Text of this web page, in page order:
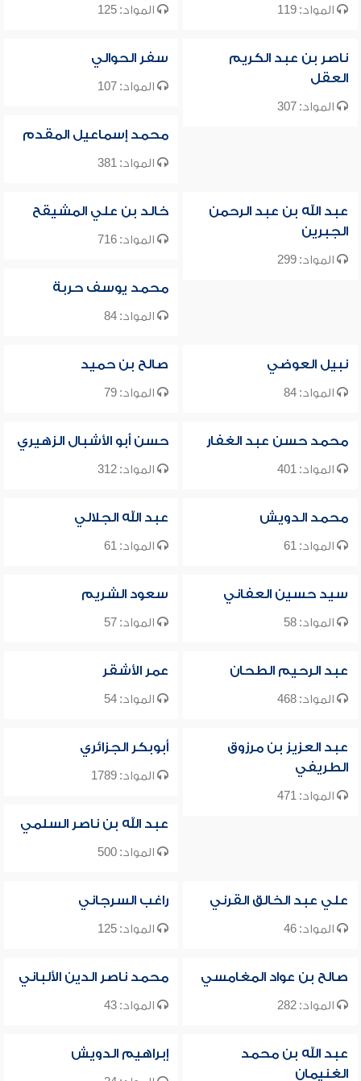
المواد: 119 المواد: 125
ناصر بن عبد الكريم
العقل
المواد: 307
سفر الحوالي
المواد: 107
محمد إسماعيل المقدم
المواد: 381
عبد الله بن عبد الرحمن
الجبرين
المواد: 299
خالد بن علي المشيقح
المواد: 716
محمد يوسف حربة
المواد: 84
نبيل العوضي
المواد: 84
صالح بن حميد
المواد: 79
محمد حسن عبد الغفار
المواد: 401
حسن أبو الأشبال الزهيري
المواد: 312
محمد الدويش
المواد: 61
عبد الله الجلالي
المواد: 61
سيد حسين العفاني
المواد: 58
سعود الشريم
المواد: 57
عبد الرحيم الطحان
المواد: 468
عمر الأشقر
المواد: 54
عبد العزيز بن مرزوق
الطريفي
المواد: 471
أبوبكر الجزائري
المواد: 1789
عبد الله بن ناصر السلمي
المواد: 500
علي عبد الخالق القرني
المواد: 46
راغب السرجاني
المواد: 125
صالح بن عواد المغامسي
المواد: 282
محمد ناصر الدين الألباني
المواد: 43
عبد الله بن محمد
الغنيمان
إبراهيم الدويش